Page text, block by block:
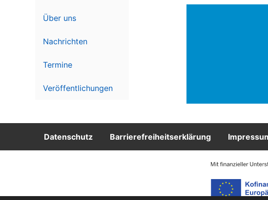
Über uns
Nachrichten
Termine
Veröffentlichungen
Fußbereich
Datenschutz Barrierefreiheitserklärung